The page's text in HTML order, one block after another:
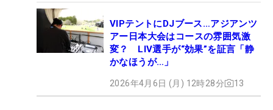
VIPテントにDJブース…アジアンツ
アー日本大会はコースの雰囲気激
変？ LIV選手が“効果”を証言「静
かなほうが…」
2026年4月6日 (月) 12時28分 13